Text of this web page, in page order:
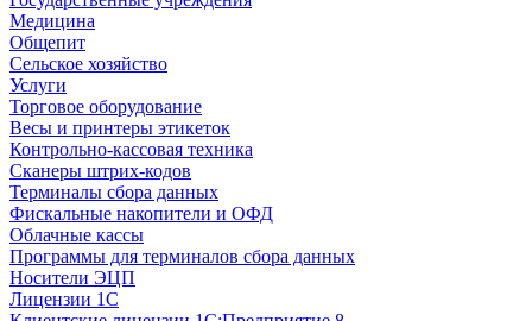
Медицина
Общепит
Сельское хозяйство
Услуги
Торговое оборудование
Весы и принтеры этикеток
Контрольно-кассовая техника
Сканеры штрих-кодов
Терминалы сбора данных
Фискальные накопители и ОФД
Облачные кассы
Программы для терминалов сбора данных
Носители ЭЦП
Лицензии 1С